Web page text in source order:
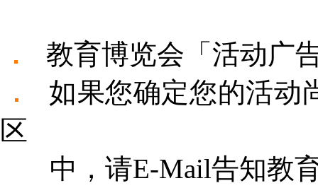
教育博览会「活动广
如果您确定您的活动
区
中，请E-Mail告知教